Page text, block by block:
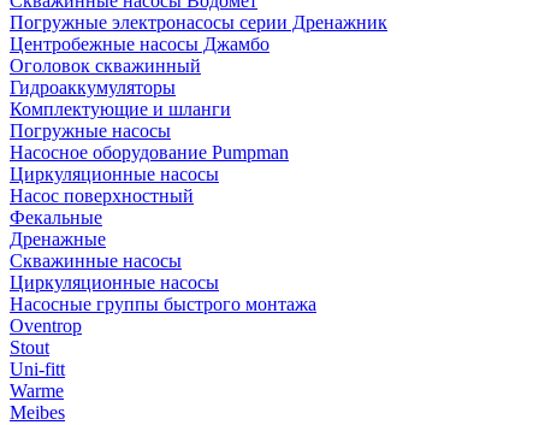
Погружные электронасосы серии Дренажник
Центробежные насосы Джамбо
Оголовок скважинный
Гидроаккумуляторы
Комплектующие и шланги
Погружные насосы
Насосное оборудование Pumpman
Циркуляционные насосы
Насос поверхностный
Фекальные
Дренажные
Скважинные насосы
Циркуляционные насосы
Насосные группы быстрого монтажа
Oventrop
Stout
Uni-fitt
Warme
Meibes